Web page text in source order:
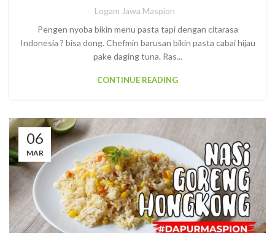
Logam Jawa Maspion
Pengen nyoba bikin menu pasta tapi dengan citarasa
Indonesia ? bisa dong. Chefmin barusan bikin pasta cabai hijau
pake daging tuna. Ras...
CONTINUE READING
06
MAR